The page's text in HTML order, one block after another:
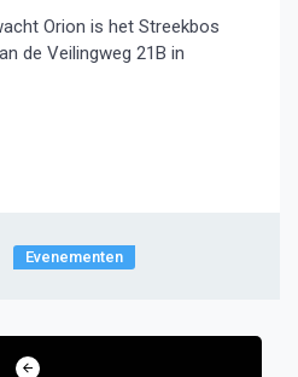
Orion is het Streekbos
de Veilingweg 21B in
Evenementen